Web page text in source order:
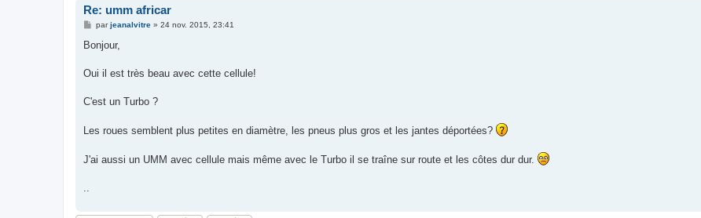
Re: umm africar
M
s
g
parjeanalvitre» 24 nov. 2015, 23:41
Bonjour,
Oui il est très beau avec cette cellule!
C'est un Turbo ?
Les roues semblent plus petites en diamètre, les pneus plus gros et les jantes déportées?
J'ai aussi un UMM avec cellule mais même avec le Turbo il se traîne sur route et les côtes dur dur.
..